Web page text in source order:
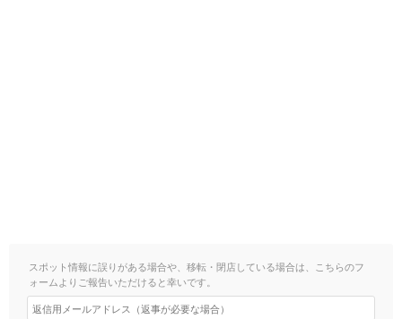
スポット情報に誤りがある場合や、移転・閉店している場合は、こちらのフ
ォームよりご報告いただけると幸いです。